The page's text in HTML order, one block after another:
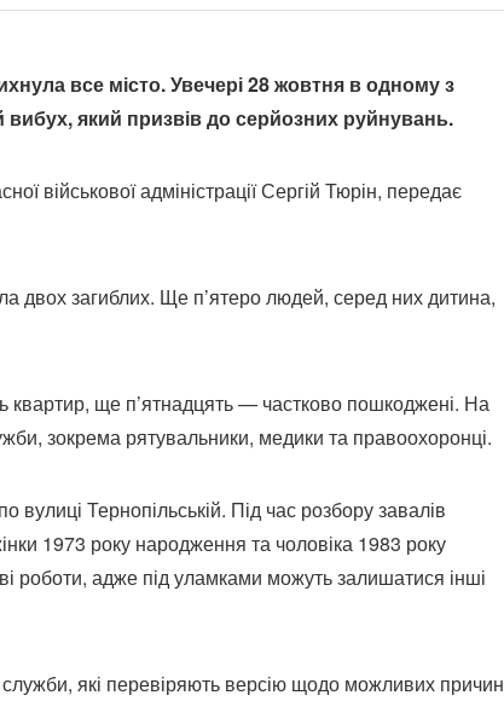
все місто. Увечері 28 жовтня в одному з
який призвів до серйозних руйнувань.
військової адміністрації Сергій Тюрін, передає
двох загиблих. Ще п’ятеро людей, серед них дитина,
квартир, ще п’ятнадцять — частково пошкоджені. На
зокрема рятувальники, медики та правоохоронці.
Тернопільській. Під час розбору завалів
1973 року народження та чоловіка 1983 року
роботи, адже під уламками можуть залишатися інші
служби, які перевіряють версію щодо можливих причин